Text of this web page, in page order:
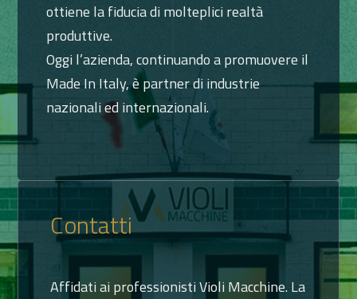
ottiene la fiducia di molteplici realtà
produttive.
Oggi l’azienda, continuando a promuovere il
Made In Italy, è partner di industrie
nazionali ed internazionali.
Contatti
Affidati ai professionisti Violi Macchine. La